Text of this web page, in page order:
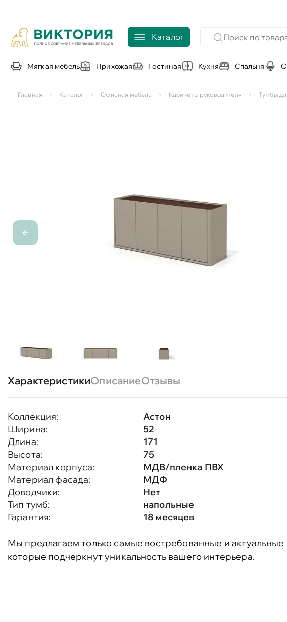
Каталог
Мягкая мебель Прихожая Гостиная Кухня Спальня
Главная Каталог Офисная мебель Кабинеты руководителя Тумбы
ХарактеристикиОписаниеОтзывы
Коллекция:
Астон
Ширина:
52
Длина:
171
Высота:
75
Материал корпуса:
МДВ/пленка ПВХ
Материал фасада:
МДФ
Доводчики:
Нет
Тип тумб:
напольные
Гарантия:
18 месяцев
Мы предлагаем только самые востребованные и
которые подчеркнут уникальность вашего интерьера.